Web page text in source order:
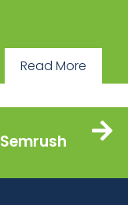
Read More
Semrush